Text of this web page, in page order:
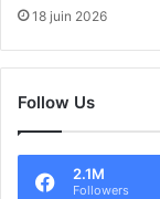
18 juin 2026
Follow Us
2.1M
Followers